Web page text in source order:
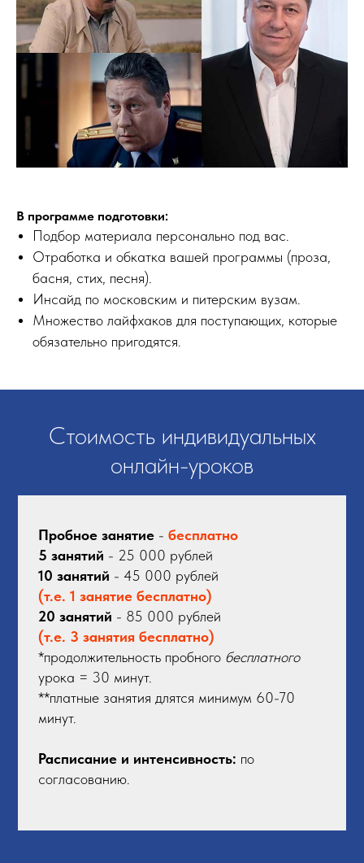
В программе подготовки:
Подбор материала персонально под вас.
Отработка и обкатка вашей программы (проза,
басня, стих, песня).
Инсайд по московским и питерским вузам.
Множество лайфхаков для поступающих, которые
обязательно пригодятся.
Стоимость индивидуальных
онлайн-уроков
Пробное занятие - бесплатно
5 занятий - 25 000 рублей
10 занятий - 45 000 рублей
(т.е. 1 занятие бесплатно)
20 занятий - 85 000 рублей
(т.е. 3 занятия бесплатно)
*продолжительность пробного бесплатного
урока = 30 минут.
**платные занятия длятся минимум 60-70
минут.
Расписание и интенсивность: по
согласованию.